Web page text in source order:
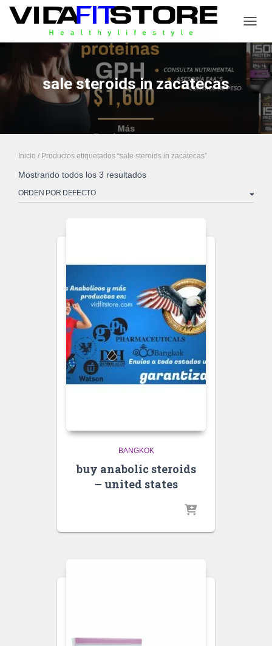
sale steroids in zacatecas
Inicio / Productos etiquetados “sale steroids in zacatecas”
Mostrando todos los 3 resultados
BANGKOK
buy anabolic steroids
– united states